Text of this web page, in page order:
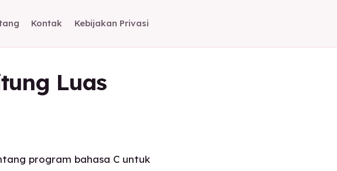
Kontak Kebijakan Privasi
Luas
program bahasa C untuk